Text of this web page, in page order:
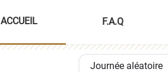
ACCUEIL F.A.Q
Journée aléatoire